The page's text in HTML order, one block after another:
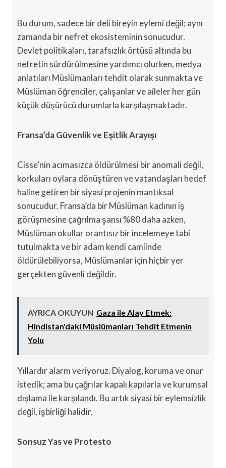
Bu durum, sadece bir deli bireyin eylemi değil; aynı
zamanda bir nefret ekosisteminin sonucudur.
Devlet politikaları, tarafsızlık örtüsü altında bu
nefretin sürdürülmesine yardımcı olurken, medya
anlatıları Müslümanları tehdit olarak sunmakta ve
Müslüman öğrenciler, çalışanlar ve aileler her gün
küçük düşürücü durumlarla karşılaşmaktadır.
Fransa’da Güvenlik ve Eşitlik Arayışı
Cisse’nin acımasızca öldürülmesi bir anomali değil,
korkuları oylara dönüştüren ve vatandaşları hedef
haline getiren bir siyasi projenin mantıksal
sonucudur. Fransa’da bir Müslüman kadının iş
görüşmesine çağrılma şansı %80 daha azken,
Müslüman okullar orantısız bir incelemeye tabi
tutulmakta ve bir adam kendi camiinde
öldürülebiliyorsa, Müslümanlar için hiçbir yer
gerçekten güvenli değildir.
AYRICA OKUYUN Gaza ile Alay Etmek:
Hindistan'daki Müslümanları Tehdit Etmenin
Yolu
Yıllardır alarm veriyoruz. Diyalog, koruma ve onur
istedik; ama bu çağrılar kapalı kapılarla ve kurumsal
dışlama ile karşılandı. Bu artık siyasi bir eylemsizlik
değil, işbirliği halidir.
Sonsuz Yas ve Protesto